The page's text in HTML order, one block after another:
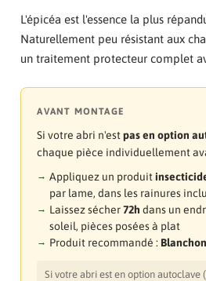
L'épicéa est l'essence la plus
Naturellement peu résistant aux
un traitement protecteur complet
AVANT MONTAGE
Si votre abri n'estpas en option
chaque pièce individuellement
Appliquez un produit
par lame, dans les rainures
Laissez sécher72h dans un
soleil, pièces posées à plat
Produit recommandé :
Si votre abri est en option autoclave